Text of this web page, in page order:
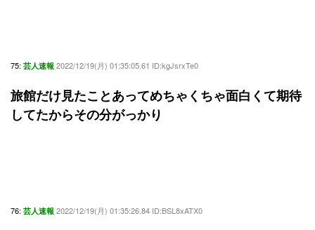
75: 芸人速報 2022/12/19(月) 01:35:05.61 ID:kgJsrxTe0
旅館だけ見たことあってめちゃくちゃ面白くて期待
してたからその分がっかり
76: 芸人速報 2022/12/19(月) 01:35:26.84 ID:BSL8xATX0